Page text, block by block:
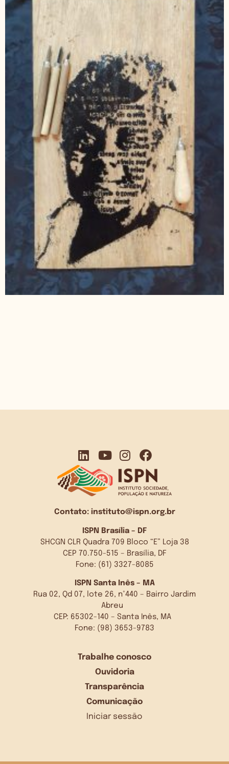
Contato: instituto@ispn.org.br
ISPN Brasília – DF
SHCGN CLR Quadra 709 Bloco “E” Loja 38
CEP 70.750-515 – Brasília, DF
Fone: (61) 3327-8085
ISPN Santa Inês – MA
Rua 02, Qd 07, lote 26, n°440 – Bairro Jardim
Abreu
CEP: 65302-140 – Santa Inês, MA
Fone: (98) 3653-9783
Trabalhe conosco
Ouvidoria
Transparência
Comunicação
Iniciar sessão